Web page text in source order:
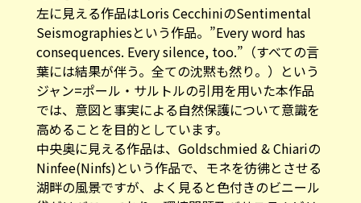
左に見える作品はLoris CecchiniのSentimental
Seismographiesという作品。”Every word has
consequences. Every silence, too.”（すべての言
葉には結果が伴う。全ての沈黙も然り。）という
ジャン=ポール・サルトルの引用を用いた本作品
では、意図と事実による自然保護について意識を
高めることを目的としています。
中央奥に見える作品は、Goldschmied & Chiariの
Ninfee(Ninfs)という作品で、モネを彷彿とさせる
湖畔の風景ですが、よく見ると色付きのビニール